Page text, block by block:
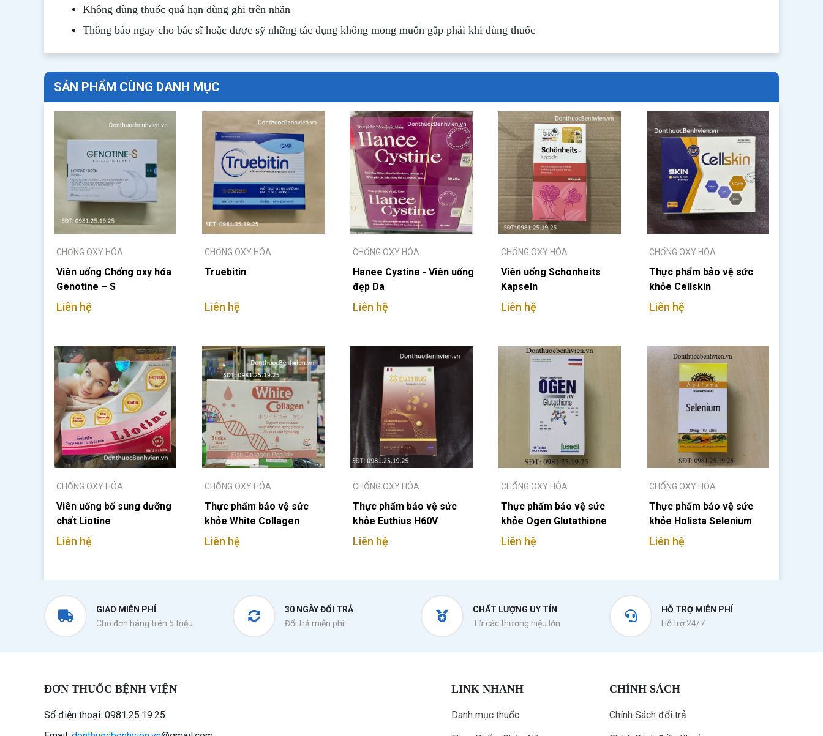
Không dùng thuốc quá hạn dùng ghi trên nhãn
Thông báo ngay cho bác sĩ hoặc dược sỹ những tác dụng không mong muốn gặp phải khi dùng thuốc
SẢN PHẨM CÙNG DANH MỤC
CHỐNG OXY HÓA
Viên uống Chống oxy hóa
Genotine – S
Liên hệ
CHỐNG OXY HÓA
Truebitin
Liên hệ
CHỐNG OXY HÓA
Hanee Cystine - Viên uống
đẹp Da
Liên hệ
CHỐNG OXY HÓA
Viên uống Schonheits
Kapseln
Liên hệ
CHỐNG OXY HÓA
Thực phẩm bảo vệ sức
khỏe Cellskin
Liên hệ
CHỐNG OXY HÓA
Viên uống bổ sung dưỡng
chất Liotine
Liên hệ
CHỐNG OXY HÓA
Thực phẩm bảo vệ sức
khỏe White Collagen
Liên hệ
CHỐNG OXY HÓA
Thực phẩm bảo vệ sức
khỏe Euthius H60V
Liên hệ
CHỐNG OXY HÓA
Thực phẩm bảo vệ sức
khỏe Ogen Glutathione
Liên hệ
CHỐNG OXY HÓA
Thực phẩm bảo vệ sức
khỏe Holista Selenium
200mcg
Liên hệ
GIAO MIỄN PHÍ
Cho đơn hàng trên 5 triệu
30 NGÀY ĐỔI TRẢ
Đổi trả miễn phí
CHẤT LƯỢNG UY TÍN
Từ các thương hiệu lớn
HỖ TRỢ MIỄN PHÍ
Hỗ trợ 24/7
ĐƠN THUỐC BỆNH VIỆN
Số điện thoại: 0981.25.19.25
LINK NHANH
Danh mục thuốc
CHÍNH SÁCH
Chính Sách đổi trả